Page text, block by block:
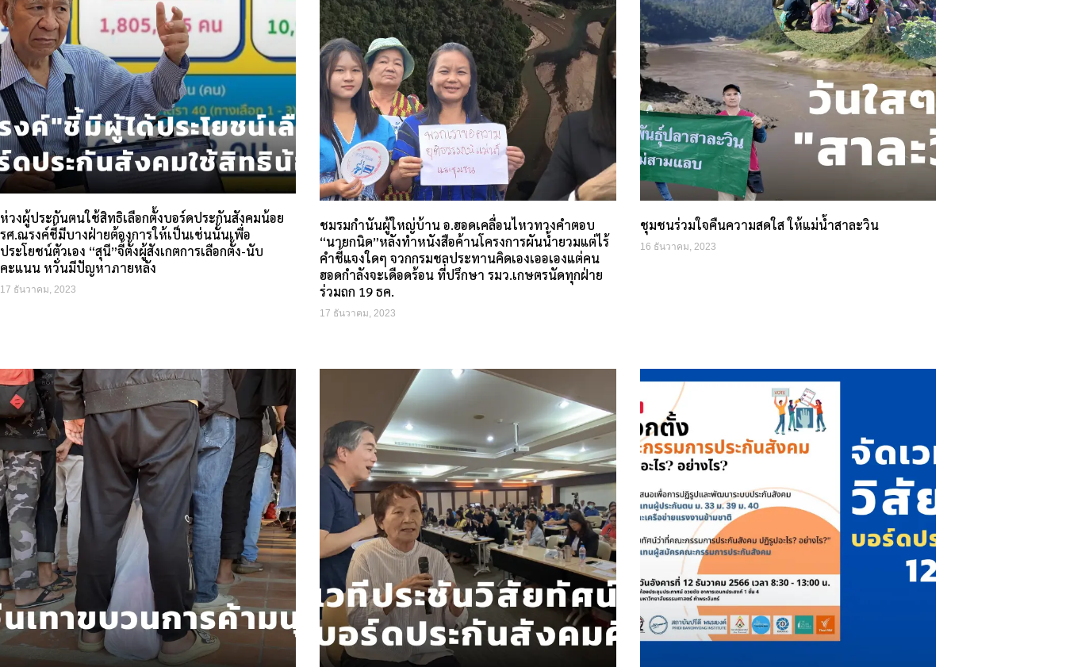
ห่วงผู้ประกันตนใช้สิทธิเลือกตั้งบอร์ดประกันสังคมน้อย
รศ.ณรงค์ชี้มีบางฝ่ายต้องการให้เป็นเช่นนั้นเพื่อ
ประโยชน์ตัวเอง “สุนี”จี้ตั้งผู้สังเกตการเลือกตั้ง-นับ
คะแนน หวั่นมีปัญหาภายหลัง
17 ธันวาคม, 2023
ชมรมกำนันผู้ใหญ่บ้าน อ.ฮอดเคลื่อนไหวทวงคำตอบ
“นายกนิด”หลังทำหนังสือค้านโครงการผันน้ำยวมแต่ไร้
คำชี้แจงใดๆ จวกกรมชลประทานคิดเองเออเองแต่คน
ฮอดกำลังจะเดือดร้อน ที่ปรึกษา รมว.เกษตรนัดทุกฝ่าย
ร่วมถก 19 ธค.
17 ธันวาคม, 2023
ชุมชนร่วมใจคืนความสดใส ให้แม่น้ำสาละวิน
16 ธันวาคม, 2023